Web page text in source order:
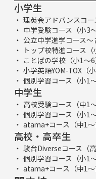
小学生
理英会アドバンスコー
中学受験コース（小3～
公立中学進学コース～
トップ校特進コース（
ことばの学校（小1～6
小学英語YOM-TOX（小
個別学習コース（小1
中学生
高校受験コース（中1～
個別学習コース（小1
atama+コース（中1～
高校・高卒生
駿台Diverseコース（高
個別学習コース（小1
atama+コース（中1～